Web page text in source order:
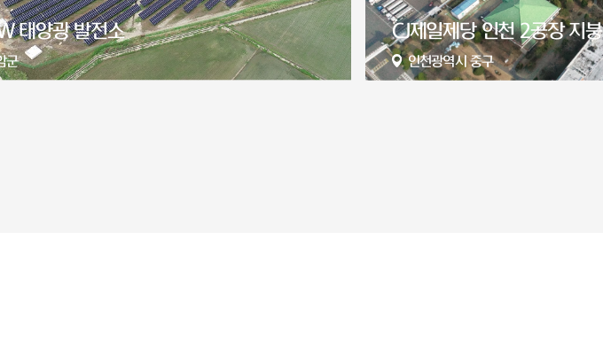
인천 2공장 지붕형 태양광발전소 (RE100)
구
해창만 수상태양광발전소
전라남도 고흥군